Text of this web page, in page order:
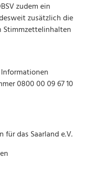
zudem ein
zusätzlich die
0800 00 09 67 10
das Saarland e.V.